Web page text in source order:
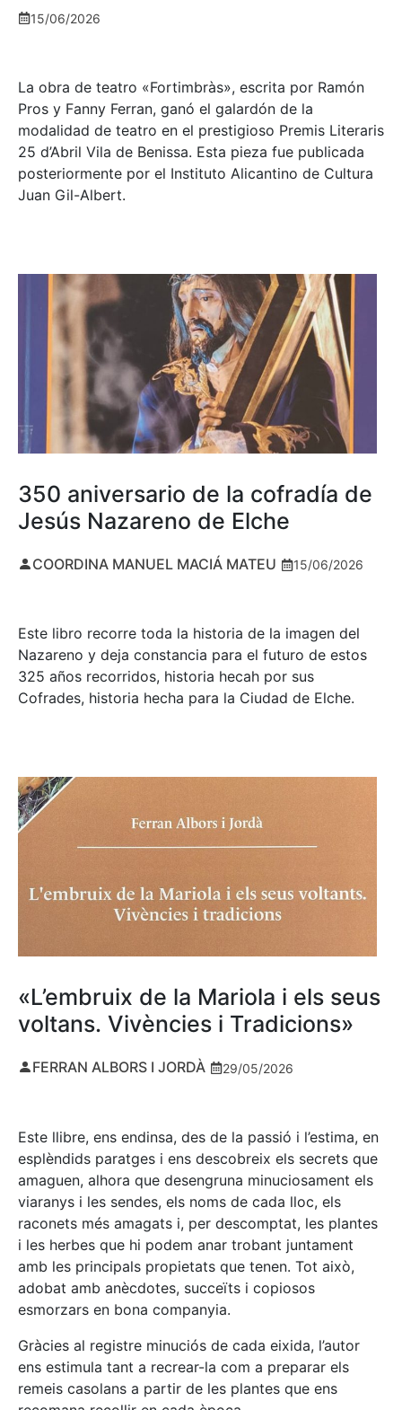
15/06/2026
La obra de teatro «Fortimbràs», escrita por Ramón
Pros y Fanny Ferran, ganó el galardón de la
modalidad de teatro en el prestigioso Premis Literaris
25 d’Abril Vila de Benissa. Esta pieza fue publicada
posteriormente por el Instituto Alicantino de Cultura
Juan Gil-Albert.
350 aniversario de la cofradía de
Jesús Nazareno de Elche
COORDINA MANUEL MACIÁ MATEU 15/06/2026
Este libro recorre toda la historia de la imagen del
Nazareno y deja constancia para el futuro de estos
325 años recorridos, historia hecah por sus
Cofrades, historia hecha para la Ciudad de Elche.
«L’embruix de la Mariola i els seus
voltans. Vivències i Tradicions»
FERRAN ALBORS I JORDÀ 29/05/2026
Este llibre, ens endinsa, des de la passió i l’estima, en
esplèndids paratges i ens descobreix els secrets que
amaguen, alhora que desengruna minuciosament els
viaranys i les sendes, els noms de cada lloc, els
raconets més amagats i, per descomptat, les plantes
i les herbes que hi podem anar trobant juntament
amb les principals propietats que tenen. Tot això,
adobat amb anècdotes, succeïts i copiosos
esmorzars en bona companyia.
Gràcies al registre minuciós de cada eixida, l’autor
ens estimula tant a recrear-la com a preparar els
remeis casolans a partir de les plantes que ens